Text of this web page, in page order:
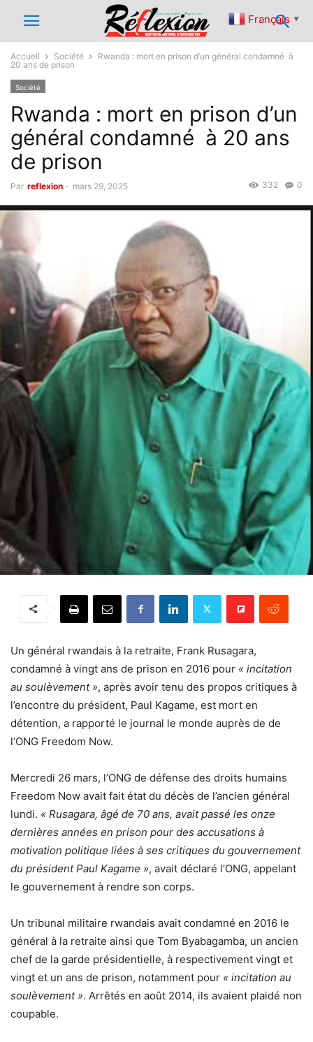
Accueil Société
Rwanda : mort en prison d’un général condamné à
20 ans de prison
Société
Rwanda : mort en prison d’un
général condamné à 20 ans
de prison
Par reflexion - mars 29, 2025 0
332
Un général rwandais à la retraite, Frank Rusagara,
condamné à vingt ans de prison en 2016 pour « incitation
au soulèvement », après avoir tenu des propos critiques à
l’encontre du président, Paul Kagame, est mort en
détention, a rapporté le journal le monde auprès de de
l’ONG Freedom Now.
Mercredi 26 mars, l’ONG de défense des droits humains
Freedom Now avait fait état du décès de l’ancien général
lundi. « Rusagara, âgé de 70 ans, avait passé les onze
dernières années en prison pour des accusations à
motivation politique liées à ses critiques du gouvernement
du président Paul Kagame », avait déclaré l’ONG, appelant
le gouvernement à rendre son corps.
Un tribunal militaire rwandais avait condamné en 2016 le
général à la retraite ainsi que Tom Byabagamba, un ancien
chef de la garde présidentielle, à respectivement vingt et
vingt et un ans de prison, notamment pour « incitation au
soulèvement ». Arrêtés en août 2014, ils avaient plaidé non
coupable.
Français ▼